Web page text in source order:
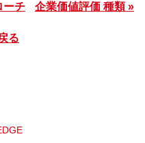
ーチ 企業価値評価 種類 »
る